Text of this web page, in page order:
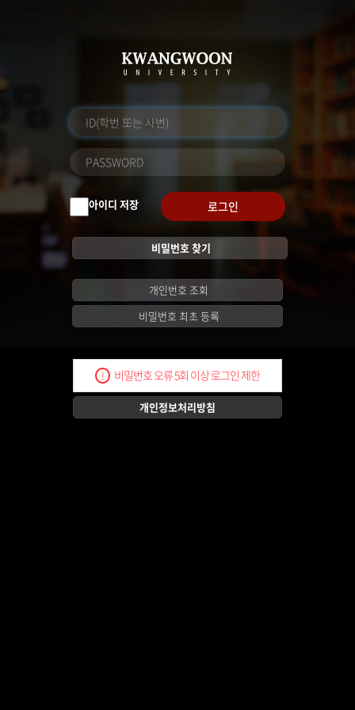
아이디 저장 로그인
비밀번호 찾기
개인번호 조회
비밀번호 최초 등록
! 비밀번호 오류 5회 이상 로그인 제한
개인정보처리방침